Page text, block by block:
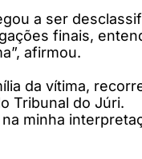
a ser
finais,
afirmou.
da vítima,
Tribunal do Júri.
minha